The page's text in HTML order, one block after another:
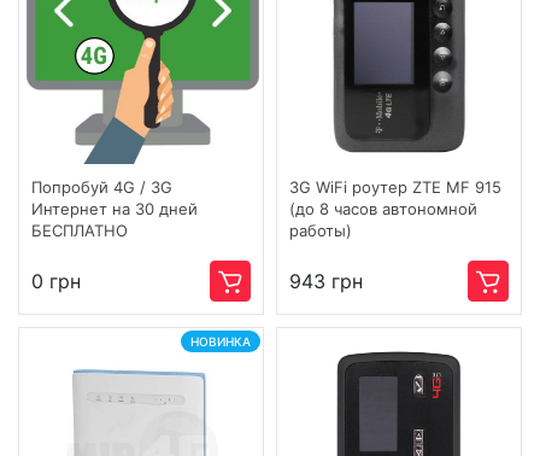
Попробуй 4G / 3G
Интернет на 30 дней
БЕСПЛАТНО
0 грн
3G WiFi роутер ZTE MF 915
(до 8 часов автономной
работы)
943 грн
НОВИНКА